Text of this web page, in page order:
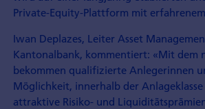
Private-Equity-Plattform mit
Iwan Deplazes, Leiter Asset
Kantonalbank, kommentiert: «Mit dem
bekommen qualifizierte Anlegerinnen
Möglichkeit, innerhalb der
attraktive Risiko- und